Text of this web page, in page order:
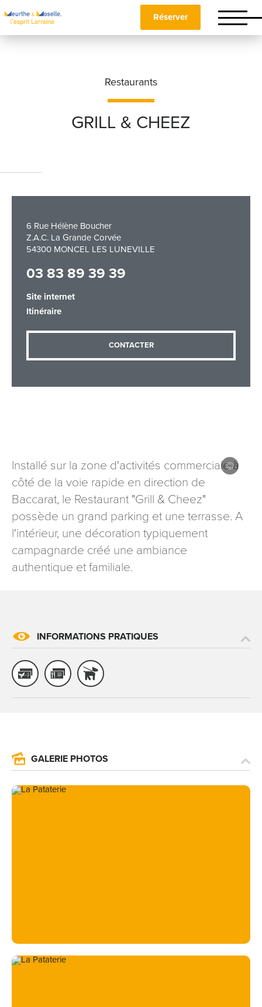
Réserver
Restaurants
GRILL & CHEEZ
6 Rue Hélène Boucher
Z.A.C. La Grande Corvée
54300 MONCEL LES LUNEVILLE
03 83 89 39 39
Site internet
Itinéraire
CONTACTER
Installé sur la zone d'activités commerciale à
côté de la voie rapide en direction de
Baccarat, le Restaurant "Grill & Cheez"
possède un grand parking et une terrasse. A
l'intérieur, une décoration typiquement
campagnarde créé une ambiance
authentique et familiale.
INFORMATIONS PRATIQUES
GALERIE PHOTOS
Prénom*
Téléphone
Adresse email
Message*
Les informations recueillies à partir de ce formulaire sont
mention contraire). Vous disposez d’un droit d’accès, de
rectification et d’opposition aux données vous concernant,
que vous pouvez exercer en adressant une demande par
courriel à tourisme@departement54.fr ou par courrier
signé accompagné de la copie d’un titre d’identité à
l’adresse suivante : Meurthe & Moselle Tourisme - 48
cedex